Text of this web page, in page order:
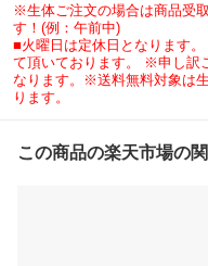
※生体ご注文の場合は商品受
す！(例：午前中)
■火曜日は定休日となります
て頂いております。 ※申し訳
なります。※送料無料対象は
ります。
この商品の楽天市場の